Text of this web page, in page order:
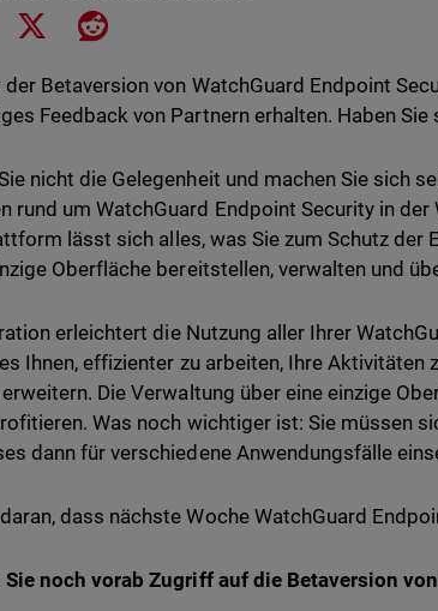
LinkedIn
Share on Facebook
Share on XShare on Reddit
der Betaversion von WatchGuard Endpoint
Feedback von Partnern erhalten. Haben
nicht die Gelegenheit und machen Sie sich
rund um WatchGuard Endpoint Security in
lässt sich alles, was Sie zum Schutz der
Oberfläche bereitstellen, verwalten und
erleichtert die Nutzung aller Ihrer
Ihnen, effizienter zu arbeiten, Ihre Aktivitäten
Die Verwaltung über eine einzige
Was noch wichtiger ist: Sie müssen
dann für verschiedene Anwendungsfälle
dass nächste Woche WatchGuard
Sie noch vorab Zugriff auf die Betaversion